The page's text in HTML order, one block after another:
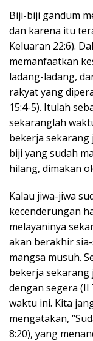
Biji-biji gandum
dan karena itu
Keluaran 22:6).
memanfaatkan
ladang-ladang,
rakyat yang
15:4-5). Itulah
sekaranglah
bekerja sekarang
biji yang sudah
hilang, dimakan
Kalau jiwa-jiwa
kecenderungan
melayaninya
akan berakhir
mangsa musuh.
bekerja sekarang
dengan segera
waktu ini. Kita
mengatakan,
8:20), yang